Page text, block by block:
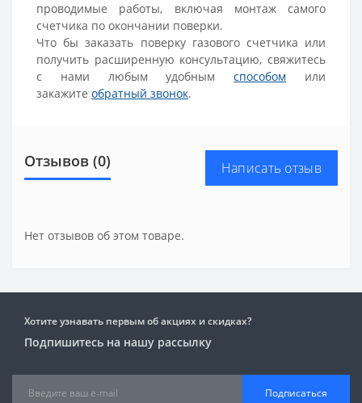
проводимые работы, включая монтаж самого
счетчика по окончании поверки.
Что бы заказать поверку газового счетчика или
получить расширенную консультацию, свяжитесь
с нами любым удобнымспособом или
закажите обратный звонок.
Отзывов (0) Написать отзыв
Нет отзывов об этом товаре.
Хотите узнавать первым об акциях и скидках?
Подпишитесь на нашу рассылку
Подписаться